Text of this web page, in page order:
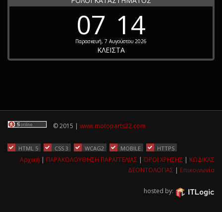
07 14
Παρασκευή, 7 Αυγούστου 2026
ΚΛΕΙΣΤΑ
© 2015 | www.motoparts22.com
HTML 5 CSS 3 WCAG2 MOBILE HTTPS
Αρχική | ΠΑΡΑΚΟΛΟΥΘΗΣΗ ΠΑΡΑΓΓΕΛΙΑΣ |ΌΡΟΙ ΧΡΗΣΗΣ | ΚΩΔΙΚΑΣ
ΔΕΟΝΤΟΛΟΓΙΑΣ | Επικοινωνία
hosted by: